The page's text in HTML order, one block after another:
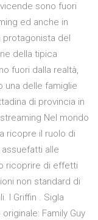
sono fuori
ed anche in
protagonista del
della tipica
fuori dalla realtà,
una delle famiglie
di provincia in
Nel mondo
ricopre il ruolo di
alle
ricoprire di effetti
non standard di
I Griffin . Sigla
Family Guy